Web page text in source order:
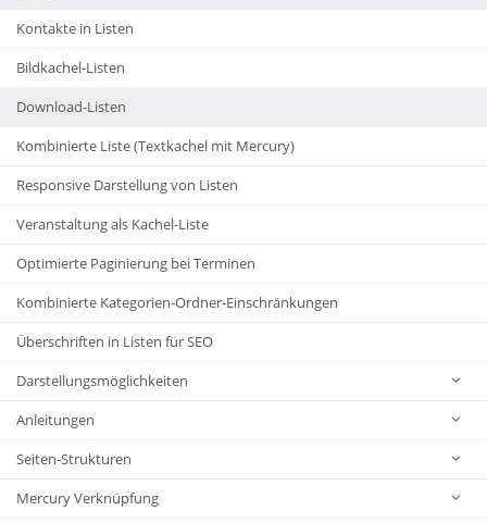
Kontakte in Listen
Bildkachel-Listen
Download-Listen
Kombinierte Liste (Textkachel mit Mercury)
Responsive Darstellung von Listen
Veranstaltung als Kachel-Liste
Optimierte Paginierung bei Terminen
Kombinierte Kategorien-Ordner-Einschränkungen
Überschriften in Listen für SEO
Darstellungsmöglichkeiten
Anleitungen
Seiten-Strukturen
Mercury Verknüpfung